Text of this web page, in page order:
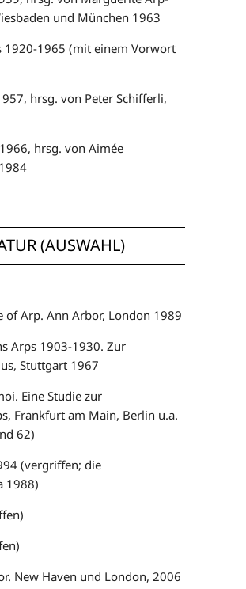
und München 1963
1920-1965 (mit einem Vorwort
hrsg. von Peter Schifferli,
hrsg. von Aimée
(AUSWAHL)
of Arp. Ann Arbor, London 1989
Arps 1903-1930. Zur
Stuttgart 1967
Eine Studie zur
Frankfurt am Main, Berlin u.a.
62)
(vergriffen; die
1988)
New Haven und London, 2006